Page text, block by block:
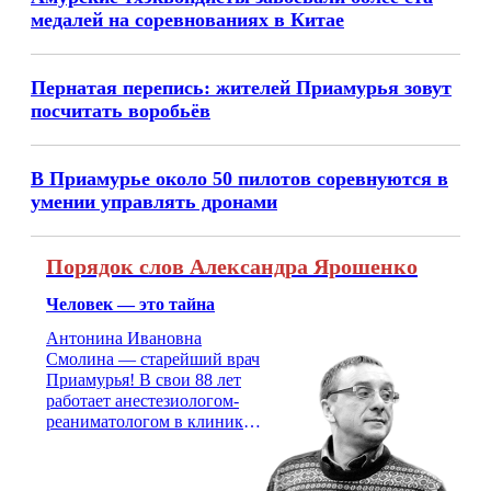
медалей на соревнованиях в Китае
Пернатая перепись: жителей Приамурья зовут
посчитать воробьёв
В Приамурье около 50 пилотов соревнуются в
умении управлять дронами
Порядок слов Александра Ярошенко
Человек — это тайна
Антонина Ивановна
Смолина — старейший врач
Приамурья! В свои 88 лет
работает анестезиологом-
реаниматологом в клинике